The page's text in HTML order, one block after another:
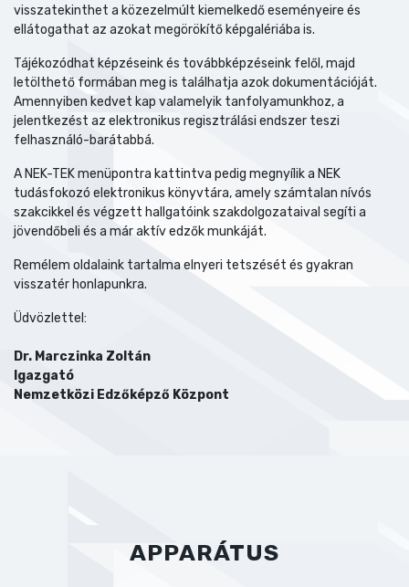
visszatekinthet a közezelmúlt kiemelkedő eseményeire és
ellátogathat az azokat megörökítő képgalériába is.
Tájékozódhat képzéseink és továbbképzéseink felől, majd
letölthető formában meg is találhatja azok dokumentációját.
Amennyiben kedvet kap valamelyik tanfolyamunkhoz, a
jelentkezést az elektronikus regisztrálási endszer teszi
felhasználó-barátabbá.
A NEK-TEK menüpontra kattintva pedig megnyílik a NEK
tudásfokozó elektronikus könyvtára, amely számtalan nívós
szakcikkel és végzett hallgatóink szakdolgozataival segíti a
jövendőbeli és a már aktív edzők munkáját.
Remélem oldalaink tartalma elnyeri tetszését és gyakran
visszatér honlapunkra.
Üdvözlettel:
Dr. Marczinka Zoltán
Igazgató
Nemzetközi Edzőképző Központ
APPARÁTUS